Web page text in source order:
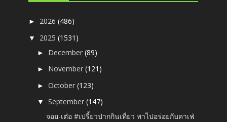
► 2026(486)
▼ 2025(1531)
► December(89)
► November(121)
►October(123)
▼September(147)
จอย-เต๋อ #เปรี้ยวปากกินเที่ยว พาไปอร่อยกับคาเฟ่